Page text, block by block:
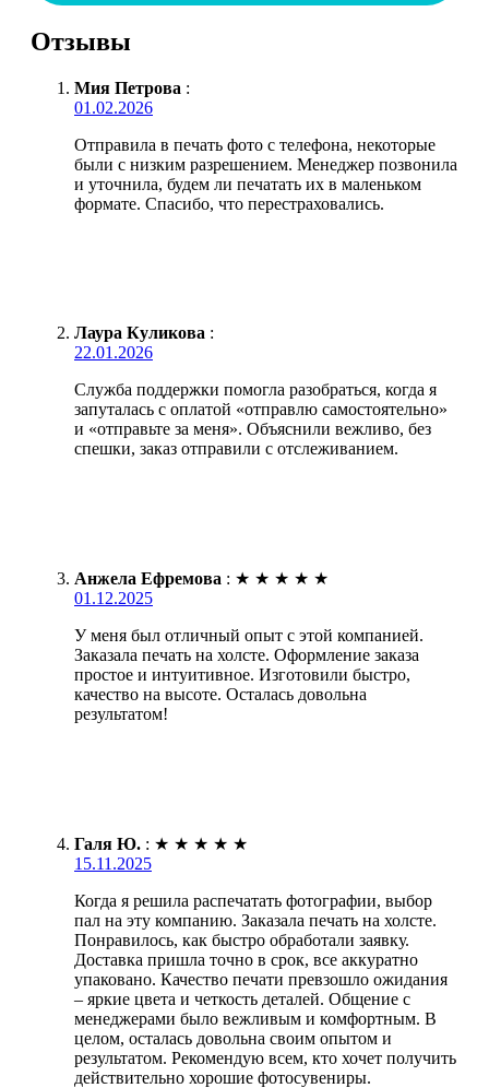
Отзывы
Мия Петрова :
01.02.2026
Отправила в печать фото с телефона, некоторые
были с низким разрешением. Менеджер позвонила
и уточнила, будем ли печатать их в маленьком
формате. Спасибо, что перестраховались.
Лаура Куликова :
22.01.2026
Служба поддержки помогла разобраться, когда я
запуталась с оплатой «отправлю самостоятельно»
и «отправьте за меня». Объяснили вежливо, без
спешки, заказ отправили с отслеживанием.
Анжела Ефремова : ★ ★ ★ ★ ★
01.12.2025
У меня был отличный опыт с этой компанией.
Заказала печать на холсте. Оформление заказа
простое и интуитивное. Изготовили быстро,
качество на высоте. Осталась довольна
результатом!
Галя Ю. : ★ ★ ★ ★ ★
15.11.2025
Когда я решила распечатать фотографии, выбор
пал на эту компанию. Заказала печать на холсте.
Понравилось, как быстро обработали заявку.
Доставка пришла точно в срок, все аккуратно
упаковано. Качество печати превзошло ожидания
– яркие цвета и четкость деталей. Общение с
менеджерами было вежливым и комфортным. В
целом, осталась довольна своим опытом и
результатом. Рекомендую всем, кто хочет получить
действительно хорошие фотосувениры.